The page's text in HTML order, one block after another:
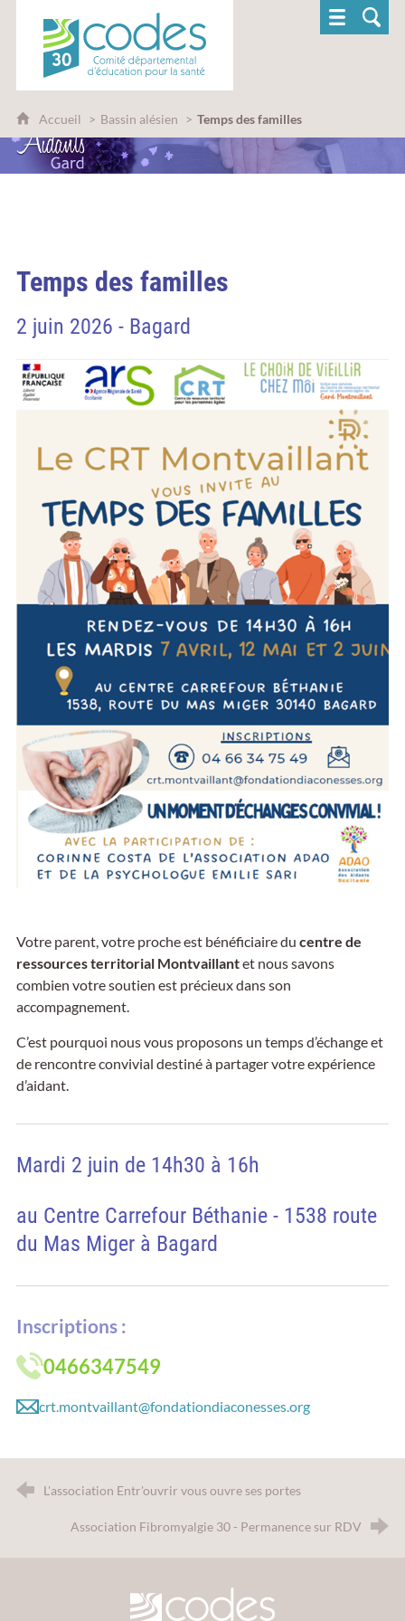
CoDES 30 - Comité départemental
Accueil Bassin alésien Temps des familles
Temps des familles
2 juin 2026 - Bagard
Votre parent, votre proche est bénéficiaire du centre de
ressources territorial Montvaillantet nous savons
combien votre soutien est précieux dans son
accompagnement.
C’est pourquoi nous vous proposons un temps d’échange et
de rencontre convivial destiné à partager votre expérience
d’aidant.
Mardi 2 juin de 14h30 à 16h
au Centre Carrefour Béthanie - 1538 route
du Mas Miger à Bagard
Inscriptions :
0466347549
crt.montvaillant@fondationdiaconesses.org
L'association Entr'ouvrir vous ouvre ses portes
Association Fibromyalgie 30 - Permanence sur RDV
CODES 30 - Comité